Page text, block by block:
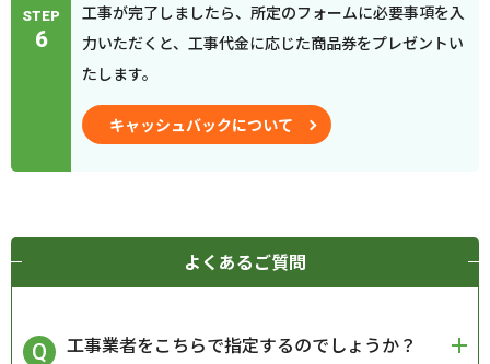
STEP
6
工事が完了しましたら、所定のフォームに必要事項を入
力いただくと、工事代金に応じた商品券をプレゼントい
たします。
キャッシュバックについて
よくあるご質問
工事業者をこちらで指定するのでしょうか？